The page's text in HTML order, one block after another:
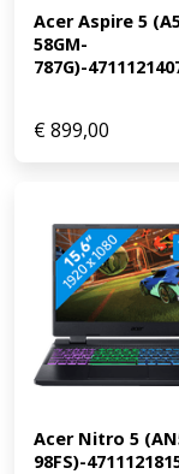
Chromebook
je snel de juiste
toetsenbord. Je
virussen. Ons
multitasking en
taken, lichte
bewerkingen,
Intel Core i5/
Acer Aspire 5
58GM-
787G)-
€899,00
Acer Nitro 5
98FS)-